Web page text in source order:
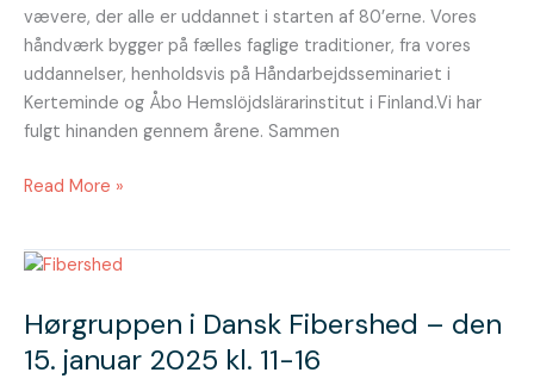
vævere, der alle er uddannet i starten af 80’erne. Vores
håndværk bygger på fælles faglige traditioner, fra vores
uddannelser, henholdsvis på Håndarbejdsseminariet i
Kerteminde og Åbo Hemslöjdslärarinstitut i Finland.Vi har
fulgt hinanden gennem årene. Sammen
Read More »
Hørgruppen i Dansk Fibershed – den
15. januar 2025 kl. 11-16
Hørgruppen
Dansk
Fibershed